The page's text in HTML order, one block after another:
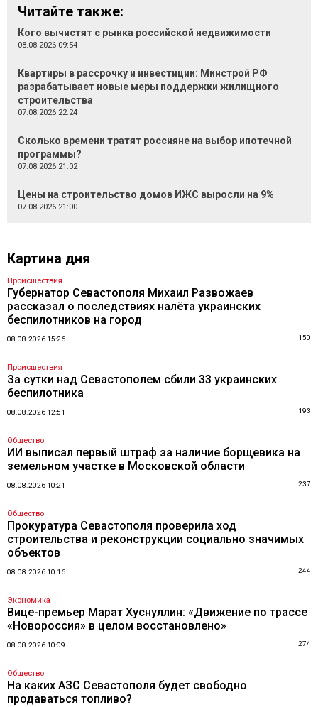
Читайте также:
Кого вычистят с рынка российской недвижимости
08.08.2026 09:54
Квартиры в рассрочку и инвестиции: Минстрой РФ
разрабатывает новые меры поддержки жилищного
строительства
07.08.2026 22:24
Сколько времени тратят россияне на выбор ипотечной
программы?
07.08.2026 21:02
Цены на строительство домов ИЖС выросли на 9%
07.08.2026 21:00
Картина дня
Происшествия
Губернатор Севастополя Михаил Развожаев
рассказал о последствиях налёта украинских
беспилотников на город
08.08.2026 15:26 150
Происшествия
За сутки над Севастополем сбили 33 украинских
беспилотника
08.08.2026 12:51 193
Общество
ИИ выписал первый штраф за наличие борщевика на
земельном участке в Московской области
08.08.2026 10:21 237
Общество
Прокуратура Севастополя проверила ход
строительства и реконструкции социально значимых
объектов
08.08.2026 10:16 244
Экономика
Вице-премьер Марат Хуснуллин: «Движение по трассе
«Новороссия» в целом восстановлено»
08.08.2026 10:09 274
Общество
На каких АЗС Севастополя будет свободно
продаваться топливо?